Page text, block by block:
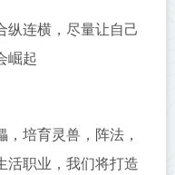
纵连横，尽量让自己
崛起
培育灵兽，阵法，
活职业，我们将打造